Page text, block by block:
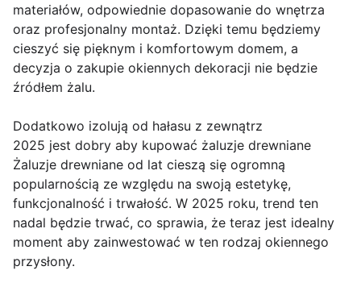
materiałów, odpowiednie dopasowanie do wnętrza
oraz profesjonalny montaż. Dzięki temu będziemy
cieszyć się pięknym i komfortowym domem, a
decyzja o zakupie okiennych dekoracji nie będzie
źródłem żalu.
Dodatkowo izolują od hałasu z zewnątrz
2025 jest dobry aby kupować żaluzje drewniane
Żaluzje drewniane od lat cieszą się ogromną
popularnością ze względu na swoją estetykę,
funkcjonalność i trwałość. W 2025 roku, trend ten
nadal będzie trwać, co sprawia, że teraz jest idealny
moment aby zainwestować w ten rodzaj okiennego
przysłony.